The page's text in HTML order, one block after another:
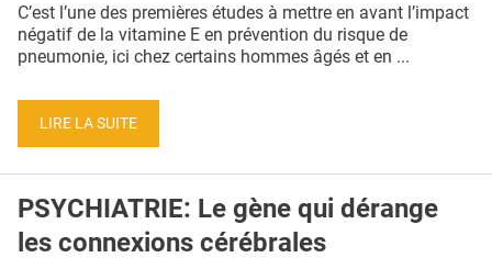
PUBLICITÉ
CONTACT
C’est l’une des premières études à mettre en avant l’impact
négatif de la vitamine E en prévention du risque de
pneumonie, ici chez certains hommes âgés et en ...
LIRE LA SUITE
PSYCHIATRIE: Le gène qui dérange
les connexions cérébrales